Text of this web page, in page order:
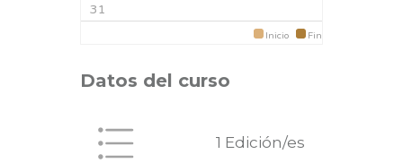
31
Inicio Fin
Datos del curso
1 Edición/es